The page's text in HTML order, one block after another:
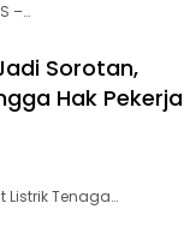
–…
Sorotan,
Hak Pekerja
Listrik Tenaga…